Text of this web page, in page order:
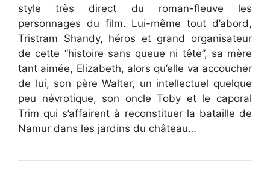
style très direct du roman-fleuve les
personnages du film. Lui-même tout d’abord,
Tristram Shandy, héros et grand organisateur
de cette “histoire sans queue ni tête”, sa mère
tant aimée, Elizabeth, alors qu’elle va accoucher
de lui, son père Walter, un intellectuel quelque
peu névrotique, son oncle Toby et le caporal
Trim qui s’affairent à reconstituer la bataille de
Namur dans les jardins du château…